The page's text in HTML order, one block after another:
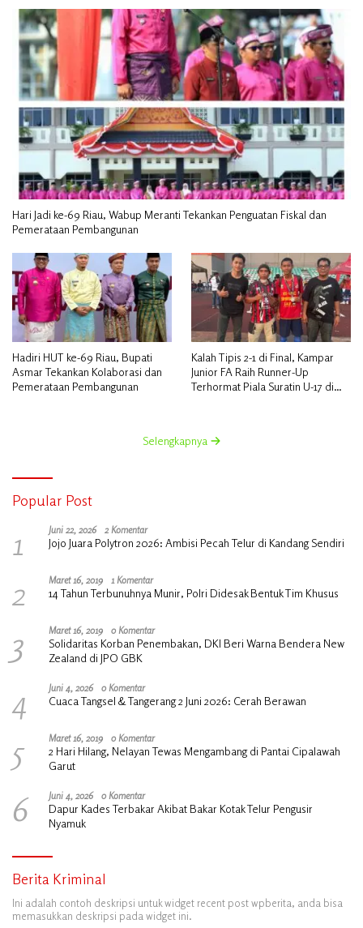
Hari Jadi ke-69 Riau, Wabup Meranti Tekankan Penguatan Fiskal dan
Pemerataan Pembangunan
Hadiri HUT ke-69 Riau, Bupati
Asmar Tekankan Kolaborasi dan
Pemerataan Pembangunan
Kalah Tipis 2-1 di Final, Kampar
Junior FA Raih Runner-Up
Terhormat Piala Suratin U-17 di
Selengkapnya
Popular Post
1 Juni 22, 2026 2 Komentar
Jojo Juara Polytron 2026: Ambisi Pecah Telur di Kandang Sendiri
2 Maret 16, 2019 1 Komentar
14 Tahun Terbunuhnya Munir, Polri Didesak Bentuk Tim Khusus
3 Maret 16, 2019 0 Komentar
Solidaritas Korban Penembakan, DKI Beri Warna Bendera New
Zealand di JPO GBK
4 Juni 4, 2026 0 Komentar
Cuaca Tangsel & Tangerang 2 Juni 2026: Cerah Berawan
5 Maret 16, 2019 0 Komentar
2 Hari Hilang, Nelayan Tewas Mengambang di Pantai Cipalawah
Garut
6 Juni 4, 2026 0 Komentar
Dapur Kades Terbakar Akibat Bakar Kotak Telur Pengusir
Nyamuk
Berita Kriminal
Ini adalah contoh deskripsi untuk widget recent post wpberita, anda bisa
memasukkan deskripsi pada widget ini.